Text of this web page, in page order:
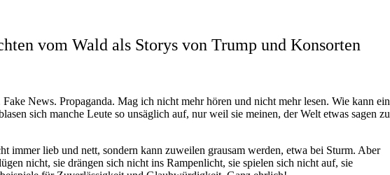
vom Wald als Storys von Trump und Konsorten
News. Propaganda. Mag ich nicht mehr hören und nicht mehr lesen. Wie kann ein
sich manche Leute so unsäglich auf, nur weil sie meinen, der Welt etwas sagen zu
immer lieb und nett, sondern kann zuweilen grausam werden, etwa bei Sturm. Aber
nicht, sie drängen sich nicht ins Rampenlicht, sie spielen sich nicht auf, sie